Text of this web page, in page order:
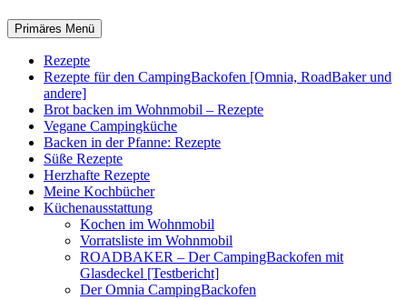
Suchen
Primäres Menü
Rezepte
Rezepte für den CampingBackofen [Omnia, RoadBaker und
andere]
Brot backen im Wohnmobil – Rezepte
Vegane Campingküche
Backen in der Pfanne: Rezepte
Süße Rezepte
Herzhafte Rezepte
Meine Kochbücher
Küchenausstattung
Kochen im Wohnmobil
Vorratsliste im Wohnmobil
ROADBAKER – Der CampingBackofen mit
Glasdeckel [Testbericht]
Der Omnia CampingBackofen